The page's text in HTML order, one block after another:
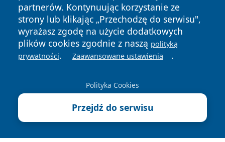
partnerów. Kontynuując korzystanie ze
strony lub klikając „Przechodzę do serwisu",
wyrażasz zgodę na użycie dodatkowych
plików cookies zgodnie z naszą polityką
prywatności. Zaawansowane ustawienia .
Polityka Cookies
Przejdź do serwisu
zastrzeżone.
News Autorzy
Polityka
Prywatności
Polityka
Cookies